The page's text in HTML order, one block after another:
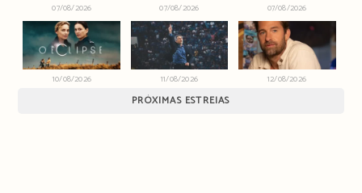
07/08/2026 07/08/2026 07/08/2026
10/08/2026 11/08/2026 12/08/2026
PRÓXIMAS ESTREIAS